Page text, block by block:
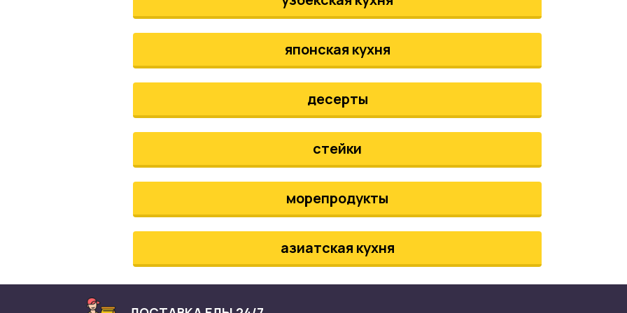
японская кухня
десерты
стейки
морепродукты
азиатская кухня